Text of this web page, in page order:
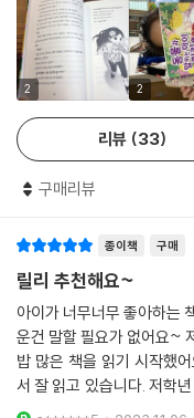
공감하는 모습은 인간과 동
중요하다는 사실을 일깨워
이 책의 등장인물들은 남들
분 내가 친구와 다르다는
활에서 ‘남들과 다르다는 것
들과 다르다는 이유로 나쁜
만의 개성이자 장점이 될 수
「동물과 말하는 아이 릴리
이야기들이 계속 출간 중이
에피소드들을 통해 독자들
삶의 지혜를 배울 수 있다.
2 2
리뷰 33
구매리뷰
종이책 구매
릴리 추천해요~
아이가 너무너무 좋아하는
운건 말할 필요가 없어요~ 저희 아이는 초등학교 1학년인데.. 요새 슬슬 글
밥 많은 책을 읽기 시작했
서 잘 읽고 있습니다. 저학
하지 않고 너무 재밌네요~ 책 표지도 너무 사랑스러워서 아이들 눈에 확